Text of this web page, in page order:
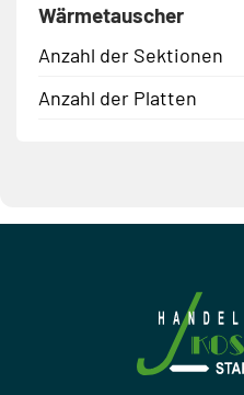
Wärmetauscher
Anzahl der Sektionen
Anzahl der Platten